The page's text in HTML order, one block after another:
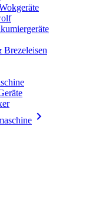
Brezeleisen
